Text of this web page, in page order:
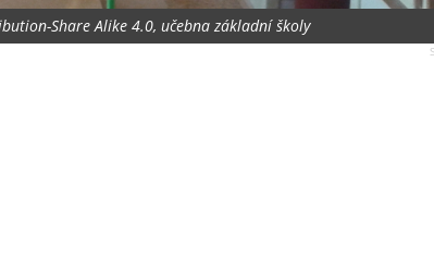
Share Alike 4.0, učebna základní školy